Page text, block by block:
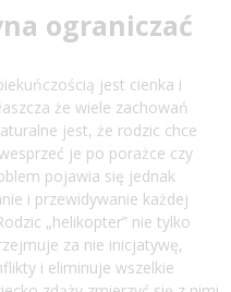
ograniczać
jest cienka i
że wiele zachowań
jest, że rodzic chce
je po porażce czy
pojawia się jednak
i przewidywanie każdej
„helikopter” nie tylko
za nie inicjatywę,
i eliminuje wszelkie